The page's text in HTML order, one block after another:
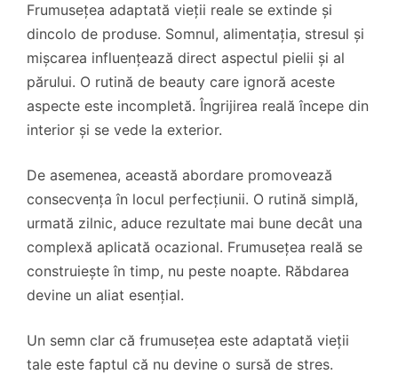
Frumusețea adaptată vieții reale se extinde și
dincolo de produse. Somnul, alimentația, stresul și
mișcarea influențează direct aspectul pielii și al
părului. O rutină de beauty care ignoră aceste
aspecte este incompletă. Îngrijirea reală începe din
interior și se vede la exterior.
De asemenea, această abordare promovează
consecvența în locul perfecțiunii. O rutină simplă,
urmată zilnic, aduce rezultate mai bune decât una
complexă aplicată ocazional. Frumusețea reală se
construiește în timp, nu peste noapte. Răbdarea
devine un aliat esențial.
Un semn clar că frumusețea este adaptată vieții
tale este faptul că nu devine o sursă de stres.